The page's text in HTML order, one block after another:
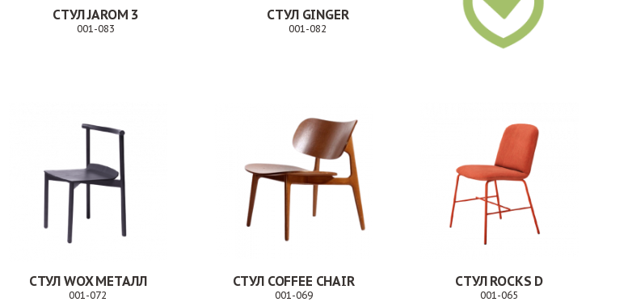
СТУЛ JAROM 3
001-083
СТУЛ GINGER
001-082
СТУЛ WOX МЕТАЛЛ
001-072
СТУЛ COFFEE CHAIR
001-069
СТУЛ ROCKS D
001-065